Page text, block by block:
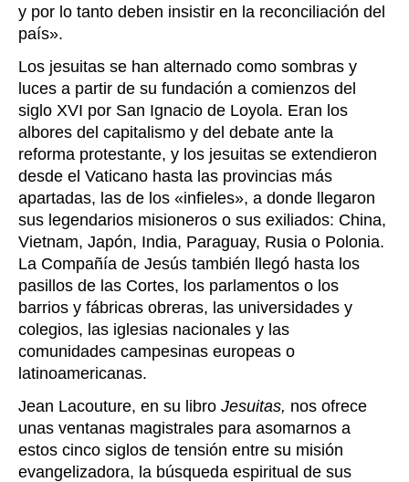
y por lo tanto deben insistir en la reconciliación del
país».
Los jesuitas se han alternado como sombras y
luces a partir de su fundación a comienzos del
siglo XVI por San Ignacio de Loyola. Eran los
albores del capitalismo y del debate ante la
reforma protestante, y los jesuitas se extendieron
desde el Vaticano hasta las provincias más
apartadas, las de los «infieles», a donde llegaron
sus legendarios misioneros o sus exiliados: China,
Vietnam, Japón, India, Paraguay, Rusia o Polonia.
La Compañía de Jesús también llegó hasta los
pasillos de las Cortes, los parlamentos o los
barrios y fábricas obreras, las universidades y
colegios, las iglesias nacionales y las
comunidades campesinas europeas o
latinoamericanas.
Jean Lacouture, en su libro Jesuitas, nos ofrece
unas ventanas magistrales para asomarnos a
estos cinco siglos de tensión entre su misión
evangelizadora, la búsqueda espiritual de sus